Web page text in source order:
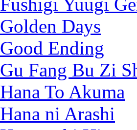
Golden Days
Good Ending
Gu Fang Bu Zi
Hana To Akuma
Hana ni Arashi